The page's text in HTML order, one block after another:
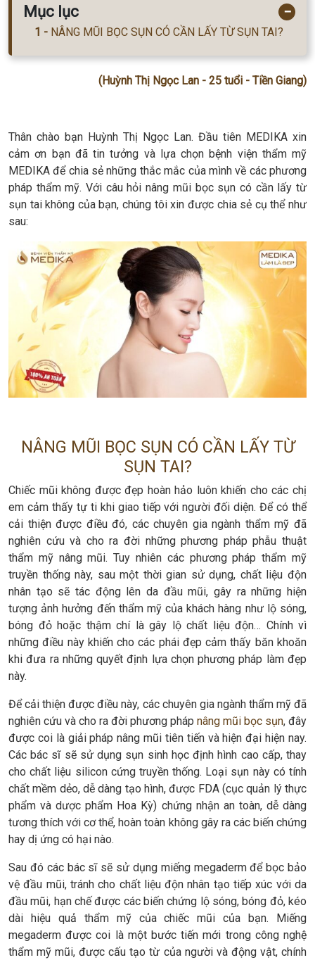
Mục lục −
NÂNG MŨI BỌC SỤN CÓ CẦN LẤY TỪ SỤN TAI?
(Huỳnh Thị Ngọc Lan - 25 tuổi - Tiền Giang)
Thân chào bạn Huỳnh Thị Ngọc Lan. Đầu tiên MEDIKA xin
cảm ơn bạn đã tin tưởng và lựa chọn bệnh viện thẩm mỹ
MEDIKA để chia sẻ những thắc mắc của mình về các phương
pháp thẩm mỹ. Với câu hỏi nâng mũi bọc sụn có cần lấy từ
sụn tai không của bạn, chúng tôi xin được chia sẻ cụ thể như
sau:
NÂNG MŨI BỌC SỤN CÓ CẦN LẤY TỪ
SỤN TAI?
Chiếc mũi không được đẹp hoàn hảo luôn khiến cho các chị
em cảm thấy tự ti khi giao tiếp với người đối diện. Để có thể
cải thiện được điều đó, các chuyên gia ngành thẩm mỹ đã
nghiên cứu và cho ra đời những phương pháp phẫu thuật
thẩm mỹ nâng mũi. Tuy nhiên các phương pháp thẩm mỹ
truyền thống này, sau một thời gian sử dụng, chất liệu độn
nhân tạo sẽ tác động lên da đầu mũi, gây ra những hiện
tượng ảnh hưởng đến thẩm mỹ của khách hàng như lộ sóng,
bóng đỏ hoặc thậm chí là gây lộ chất liệu độn… Chính vì
những điều này khiến cho các phái đẹp cảm thấy băn khoăn
khi đưa ra những quyết định lựa chọn phương pháp làm đẹp
này.
Để cải thiện được điều này, các chuyên gia ngành thẩm mỹ đã
nghiên cứu và cho ra đời phương pháp nâng mũi bọc sụn, đây
được coi là giải pháp nâng mũi tiên tiến và hiện đại hiện nay.
Các bác sĩ sẽ sử dụng sụn sinh học định hình cao cấp, thay
cho chất liệu silicon cứng truyền thống. Loại sụn này có tính
chất mềm dẻo, dễ dàng tạo hình, được FDA (cục quản lý thực
phẩm và dược phẩm Hoa Kỳ) chứng nhận an toàn, dễ dàng
tương thích với cơ thể, hoàn toàn không gây ra các biến chứng
hay dị ứng có hại nào.
Sau đó các bác sĩ sẽ sử dụng miếng megaderm để bọc bảo
vệ đầu mũi, tránh cho chất liệu độn nhân tạo tiếp xúc với da
đầu mũi, hạn chế được các biến chứng lộ sóng, bóng đỏ, kéo
dài hiệu quả thẩm mỹ của chiếc mũi của bạn. Miếng
megaderm được coi là một bước tiến mới trong công nghệ
thẩm mỹ mũi, được cấu tạo từ của người và động vật, chính